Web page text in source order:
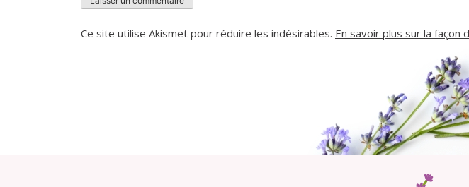
Ce site utilise Akismet pour réduire les indésirables. En savoir plus sur la